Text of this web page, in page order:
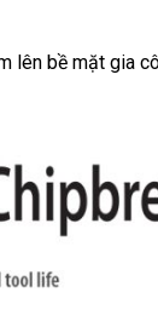
lên bề mặt gia